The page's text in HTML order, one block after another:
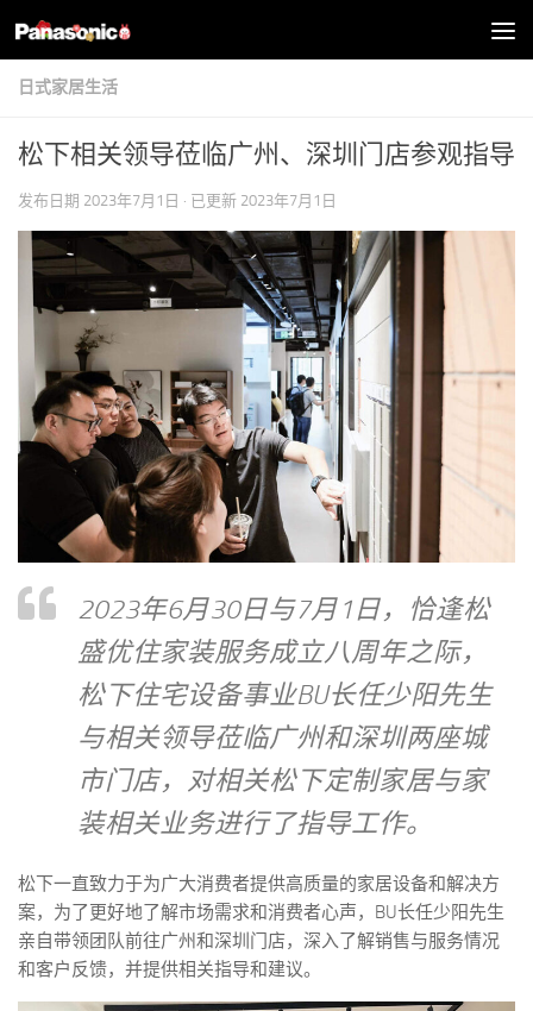
跳至内容
日式家居生活
松下相关领导莅临广州、深圳门店参观指导
发布日期 2023年7月1日 · 已更新 2023年7月1日
2023年6月30日与7月1日，恰逢松
盛优住家装服务成立八周年之际，
松下住宅设备事业BU长任少阳先生
与相关领导莅临广州和深圳两座城
市门店，对相关松下定制家居与家
装相关业务进行了指导工作。
松下一直致力于为广大消费者提供高质量的家居设备和解决方
案，为了更好地了解市场需求和消费者心声，BU长任少阳先生
亲自带领团队前往广州和深圳门店，深入了解销售与服务情况
和客户反馈，并提供相关指导和建议。